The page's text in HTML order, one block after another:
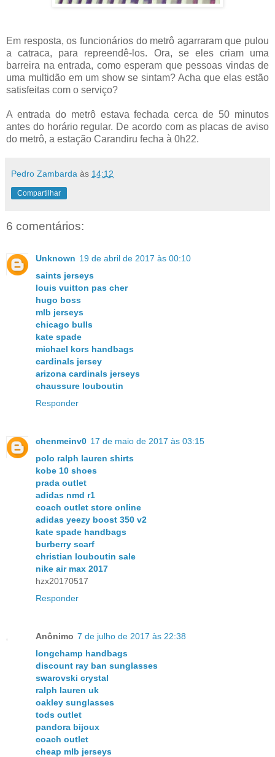
Em resposta, os funcionários do metrô agarraram que pulou
a catraca, para repreendê-los. Ora, se eles criam uma
barreira na entrada, como esperam que pessoas vindas de
uma multidão em um show se sintam? Acha que elas estão
satisfeitas com o serviço?
A entrada do metrô estava fechada cerca de 50 minutos
antes do horário regular. De acordo com as placas de aviso
do metrô, a estação Carandiru fecha à 0h22.
Pedro Zambarda às 14:12
Compartilhar
6 comentários:
Unknown 19 de abril de 2017 às 00:10
saints jerseys
louis vuitton pas cher
hugo boss
mlb jerseys
chicago bulls
kate spade
michael kors handbags
cardinals jersey
arizona cardinals jerseys
chaussure louboutin
Responder
chenmeinv0 17 de maio de 2017 às 03:15
polo ralph lauren shirts
kobe 10 shoes
prada outlet
adidas nmd r1
coach outlet store online
adidas yeezy boost 350 v2
kate spade handbags
burberry scarf
christian louboutin sale
nike air max 2017
hzx20170517
Responder
Anônimo 7 de julho de 2017 às 22:38
longchamp handbags
discount ray ban sunglasses
swarovski crystal
ralph lauren uk
oakley sunglasses
tods outlet
pandora bijoux
coach outlet
cheap mlb jerseys